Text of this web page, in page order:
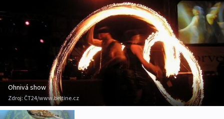
Ohnivá show
Zdroj: ČT24/www.beltine.cz